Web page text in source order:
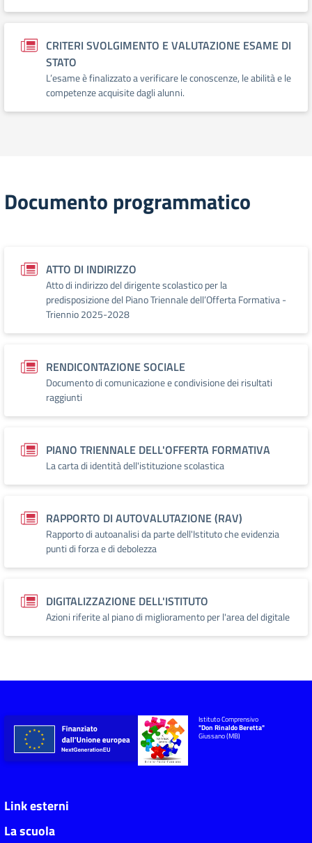
CRITERI SVOLGIMENTO E VALUTAZIONE ESAME DI
STATO
L’esame è finalizzato a verificare le conoscenze, le abilità e le
competenze acquisite dagli alunni.
Documento programmatico
ATTO DI INDIRIZZO
Atto di indirizzo del dirigente scolastico per la
predisposizione del Piano Triennale dell’Offerta Formativa -
Triennio 2025-2028
RENDICONTAZIONE SOCIALE
Documento di comunicazione e condivisione dei risultati
raggiunti
PIANO TRIENNALE DELL'OFFERTA FORMATIVA
La carta di identità dell'istituzione scolastica
RAPPORTO DI AUTOVALUTAZIONE (RAV)
Rapporto di autoanalisi da parte dell'Istituto che evidenzia
punti di forza e di debolezza
DIGITALIZZAZIONE DELL'ISTITUTO
Azioni riferite al piano di miglioramento per l'area del digitale
Istituto Comprensivo
"Don Rinaldo Beretta"
Giussano (MB)
Link esterni
La scuola